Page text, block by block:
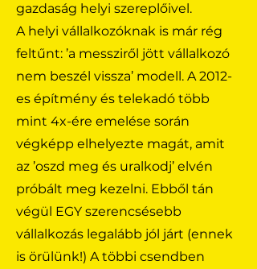
gazdaság helyi szereplőivel.
A helyi vállalkozóknak is már rég
feltűnt: ’a messziről jött vállalkozó
nem beszél vissza’ modell. A 2012-
es építmény és telekadó több
mint 4x-ére emelése során
végképp elhelyezte magát, amit
az ’oszd meg és uralkodj’ elvén
próbált meg kezelni. Ebből tán
végül EGY szerencsésebb
vállalkozás legalább jól járt (ennek
is örülünk!) A többi csendben